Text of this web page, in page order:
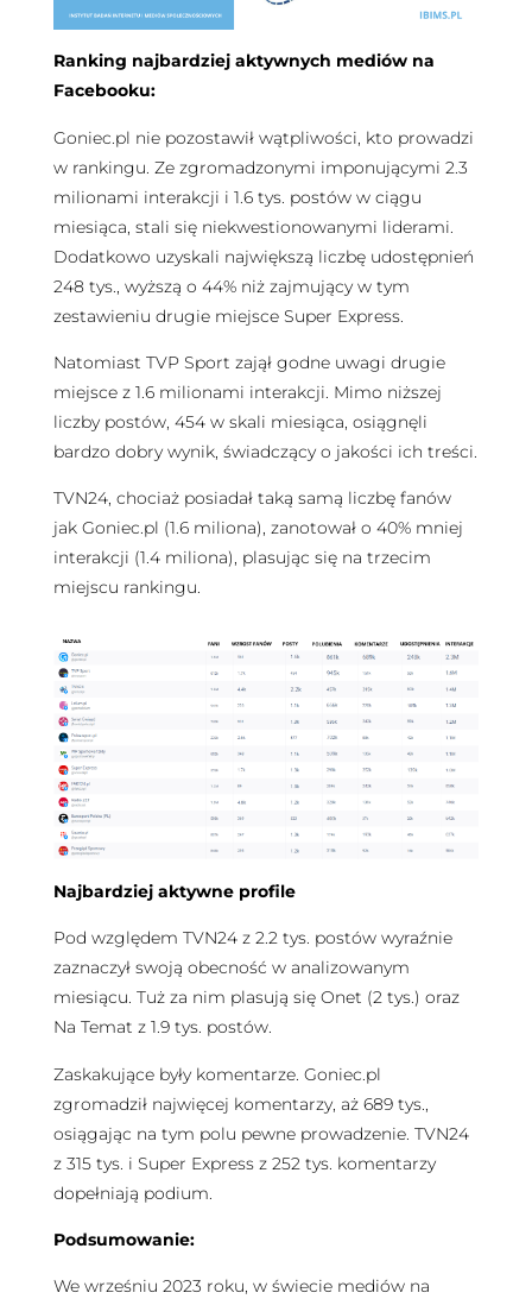
Ranking najbardziej aktywnych mediów na
Facebooku:
Goniec.pl nie pozostawił wątpliwości, kto prowadzi
w rankingu. Ze zgromadzonymi imponującymi 2.3
milionami interakcji i 1.6 tys. postów w ciągu
miesiąca, stali się niekwestionowanymi liderami.
Dodatkowo uzyskali największą liczbę udostępnień
248 tys., wyższą o 44% niż zajmujący w tym
zestawieniu drugie miejsce Super Express.
Natomiast TVP Sport zajął godne uwagi drugie
miejsce z 1.6 milionami interakcji. Mimo niższej
liczby postów, 454 w skali miesiąca, osiągnęli
bardzo dobry wynik, świadczący o jakości ich treści.
TVN24, chociaż posiadał taką samą liczbę fanów
jak Goniec.pl (1.6 miliona), zanotował o 40% mniej
interakcji (1.4 miliona), plasując się na trzecim
miejscu rankingu.
Najbardziej aktywne profile
Pod względem TVN24 z 2.2 tys. postów wyraźnie
zaznaczył swoją obecność w analizowanym
miesiącu. Tuż za nim plasują się Onet (2 tys.) oraz
Na Temat z 1.9 tys. postów.
Zaskakujące były komentarze. Goniec.pl
zgromadził najwięcej komentarzy, aż 689 tys.,
osiągając na tym polu pewne prowadzenie. TVN24
z 315 tys. i Super Express z 252 tys. komentarzy
dopełniają podium.
Podsumowanie:
We wrześniu 2023 roku, w świecie mediów na